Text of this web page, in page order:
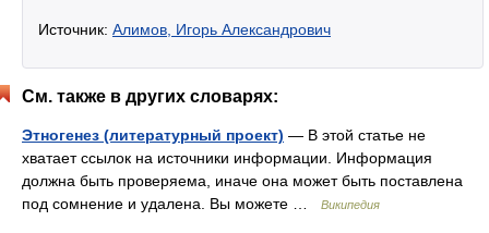
Источник: Алимов, Игорь Александрович
См. также в других словарях:
Этногенез (литературный проект) — В этой статье не
хватает ссылок на источники информации. Информация
должна быть проверяема, иначе она может быть поставлена
под сомнение и удалена. Вы можете …
Википедия